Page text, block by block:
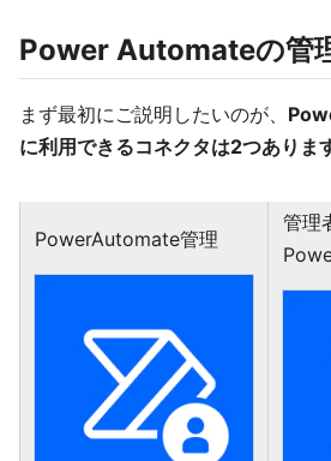
Power Automateの管
まず最初にご説明したいのが、
に利用できるコネクタは2つありま
PowerAutomate管理
管理